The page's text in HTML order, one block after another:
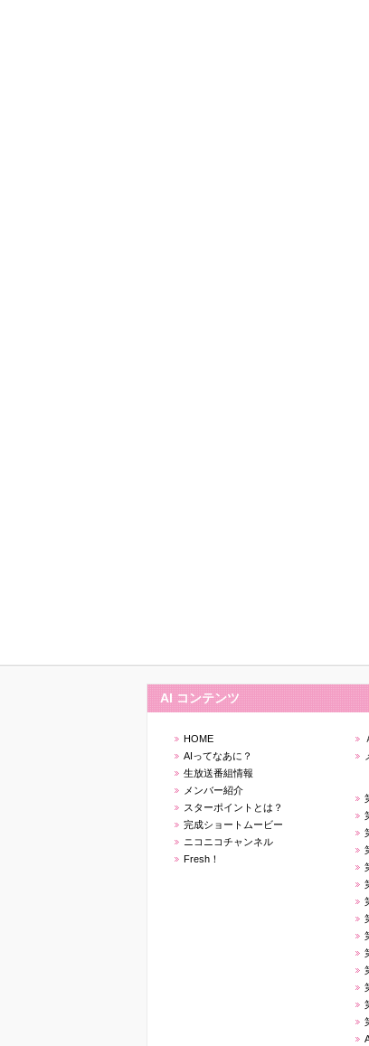
AI コンテンツ
HOME
AIってなあに？
生放送番組情報
メンバー紹介
スターポイントとは？
完成ショートムービー
ニコニコチャンネル
Fresh！